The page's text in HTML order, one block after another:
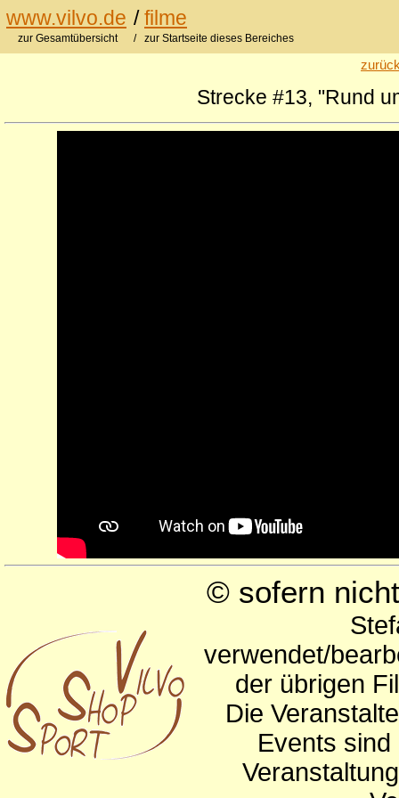
www.vilvo.de /filme
zur Gesamtübersicht / zur Startseite dieses Bereiches
Strecke #13, "Rund
© sofern
verwendet/
der übrigen
Die
Events